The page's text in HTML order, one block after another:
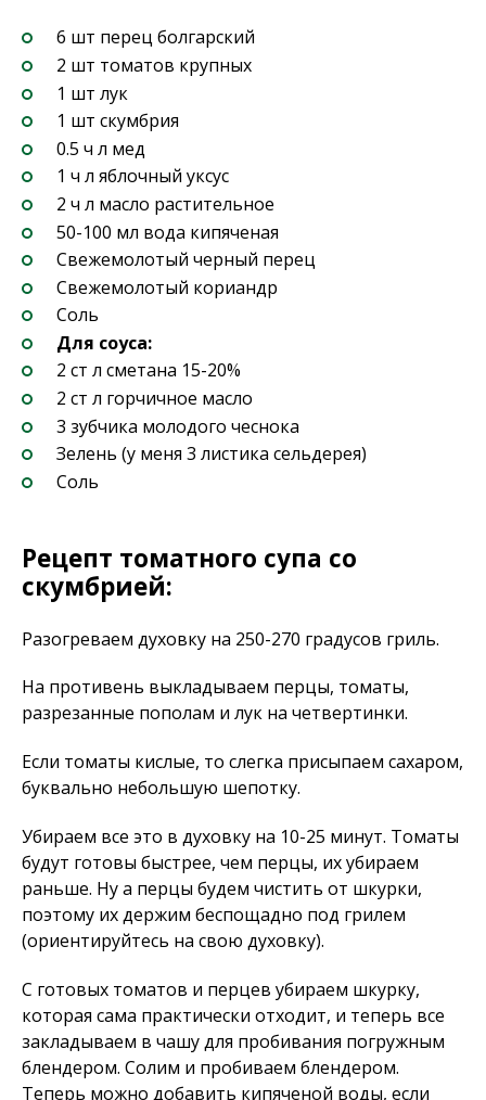
6 шт перец болгарский
2 шт томатов крупных
1 шт лук
1 шт скумбрия
0.5 ч л мед
1 ч л яблочный уксус
2 ч л масло растительное
50-100 мл вода кипяченая
Свежемолотый черный перец
Свежемолотый кориандр
Соль
Для соуса:
2 ст л сметана 15-20%
2 ст л горчичное масло
3 зубчика молодого чеснока
Зелень (у меня 3 листика сельдерея)
Соль
Рецепт томатного супа со
скумбрией:
Разогреваем духовку на 250-270 градусов гриль.
На противень выкладываем перцы, томаты,
разрезанные пополам и лук на четвертинки.
Если томаты кислые, то слегка присыпаем сахаром,
буквально небольшую шепотку.
Убираем все это в духовку на 10-25 минут. Томаты
будут готовы быстрее, чем перцы, их убираем
раньше. Ну а перцы будем чистить от шкурки,
поэтому их держим беспощадно под грилем
(ориентируйтесь на свою духовку).
С готовых томатов и перцев убираем шкурку,
которая сама практически отходит, и теперь все
закладываем в чашу для пробивания погружным
блендером. Солим и пробиваем блендером.
Теперь можно добавить кипяченой воды, если